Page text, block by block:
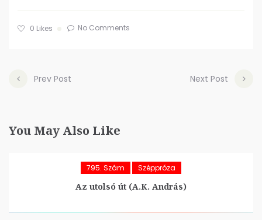
0 Likes No Comments
Prev Post Next Post
You May Also Like
795. Szám Széppróza
Az utolsó út (A.K. András)